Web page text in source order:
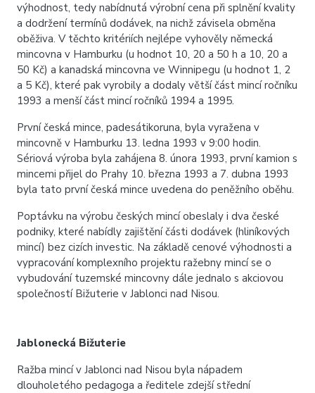
výhodnost, tedy nabídnutá výrobní cena při splnění kvality
a dodržení termínů dodávek, na nichž závisela obměna
oběživa. V těchto kritériích nejlépe vyhověly německá
mincovna v Hamburku (u hodnot 10, 20 a 50 h a 10, 20 a
50 Kč) a kanadská mincovna ve Winnipegu (u hodnot 1, 2
a 5 Kč), které pak vyrobily a dodaly větší část mincí ročníku
1993 a menší část mincí ročníků 1994 a 1995.
První česká mince, padesátikoruna, byla vyražena v
mincovně v Hamburku 13. ledna 1993 v 9:00 hodin.
Sériová výroba byla zahájena 8. února 1993, první kamion s
mincemi přijel do Prahy 10. března 1993 a 7. dubna 1993
byla tato první česká mince uvedena do peněžního oběhu.
Poptávku na výrobu českých mincí obeslaly i dva české
podniky, které nabídly zajištění části dodávek (hliníkových
mincí) bez cizích investic. Na základě cenové výhodnosti a
vypracování komplexního projektu ražebny mincí se o
vybudování tuzemské mincovny dále jednalo s akciovou
společností Bižuterie v Jablonci nad Nisou.
Jablonecká Bižuterie
Ražba mincí v Jablonci nad Nisou byla nápadem
dlouholetého pedagoga a ředitele zdejší střední